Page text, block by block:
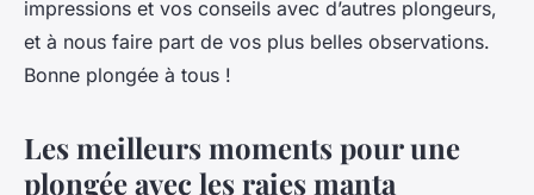
impressions et vos conseils avec d’autres plongeurs,
et à nous faire part de vos plus belles observations.
Bonne plongée à tous !
Les meilleurs moments pour une
plongée avec les raies manta